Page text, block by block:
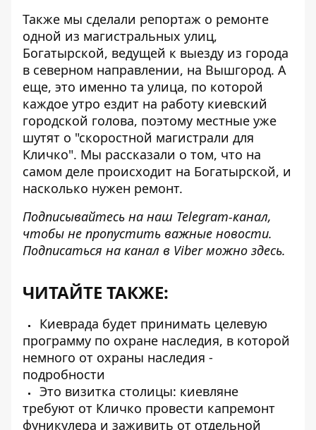
Также мы сделали репортаж о ремонте
одной из магистральных улиц,
Богатырской, ведущей к выезду из города
в северном направлении, на Вышгород. А
еще, это именно та улица, по которой
каждое утро ездит на работу киевский
городской голова, поэтому местные уже
шутят о "скоростной магистрали для
Кличко". Мы рассказали о том, что на
самом деле происходит на Богатырской, и
насколько нужен ремонт.
Подписывайтесь на наш Telegram-канал,
чтобы не пропустить важные новости.
Подписаться на канал в Viber можно здесь.
ЧИТАЙТЕ ТАКЖЕ:
Киеврада будет принимать целевую
программу по охране наследия, в которой
немного от охраны наследия -
подробности
Это визитка столицы: киевляне
требуют от Кличко провести капремонт
фуникулера и заживить от отдельной